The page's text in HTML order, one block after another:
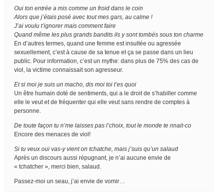
Oui ton entrée a mis comme un froid dans le coin
Alors que j’étais posé avec tout mes gars, au calme !
J’ai voulu t’ignorer mais comment faire
Quand même les plus grands bandits ils y sont tombés sous ton charme
En d’autres termes, quand une femme est insultée ou agressée
sexuellement, c’est à cause de sa tenue et ça se passe dans un lieu
public. Pour information, c’est un mythe: dans plus de 75% des cas de
viol, la victime connaissait son agresseur.
Et si moi je suis un macho, dis moi toi t’es quoi
Un être humain doté de sentiments, qui a le droit de s’habiller comme
elle le veut et de fréquenter qui elle veut sans rendre de comptes à
personne.
De toute façon tu n’me laisses pas l’choix, tout le monde te nnait-co
Encore des menaces de viol!
Si tu veux oui vas-y vient on tchatche, mais j’suis qu’un salaud
Après un discours aussi répugnant, je n’ai aucune envie de
« tchatcher », merci bien, salaud.
Passez-moi un seau, j’ai envie de vomir…